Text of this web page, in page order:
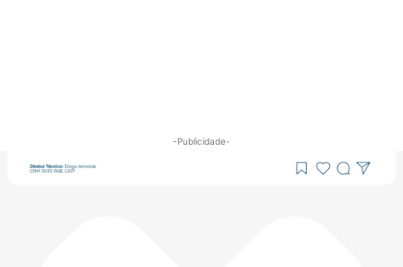
-Publicidade-